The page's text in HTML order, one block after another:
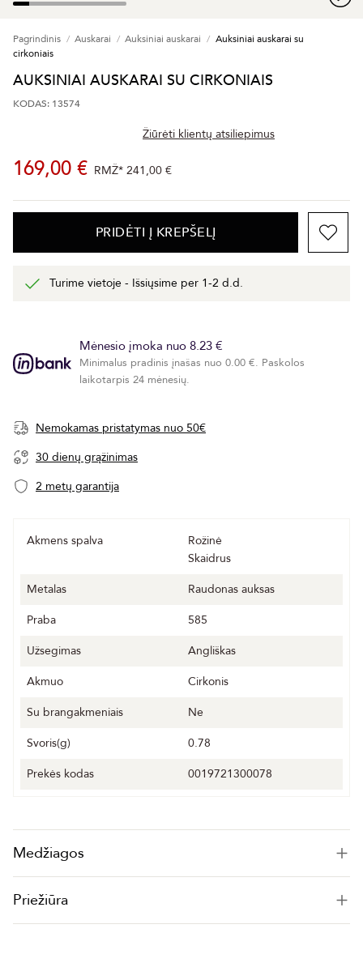
Pagrindinis Auskarai Auksiniai auskarai
Auksiniai auskarai su
cirkoniais
AUKSINIAI AUSKARAI SU CIRKONIAIS
KODAS: 13574
Žiūrėti klientų atsiliepimus
169,00 € RMŽ* 241,00 €
PRIDĖTI Į KREPŠELĮ
Turime vietoje - Išsiųsime per 1-2 d.d.
Mėnesio įmoka nuo 8.23 €
Minimalus pradinis įnašas nuo 0.00 €. Paskolos
laikotarpis 24 mėnesių.
Nemokamas pristatymas nuo 50€
30 dienų grąžinimas
2 metų garantija
Akmens spalva
Rožinė
Skaidrus
Metalas
Raudonas auksas
Praba
585
Užsegimas
Angliškas
Akmuo
Cirkonis
Su brangakmeniais
Ne
Svoris(g)
0.78
Prekės kodas
0019721300078
Medžiagos
Priežiūra